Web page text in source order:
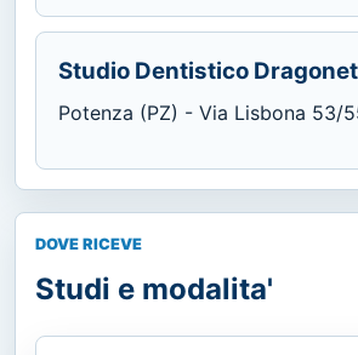
Studio Dentistico
Potenza (PZ) - Via Lisbona 53/
DOVE RICEVE
Studi e modalita'